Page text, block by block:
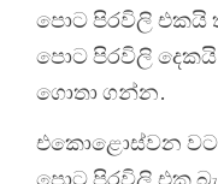
පොට පිරවිලි එකයි
පොට පිරවිලි
ගොතා ගන්න.
එකොළොස්වන